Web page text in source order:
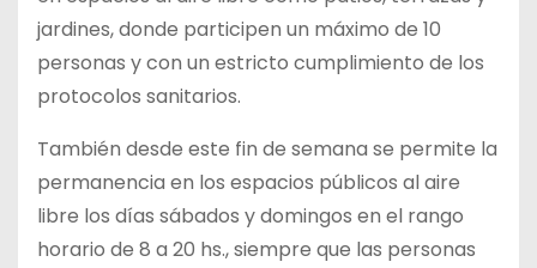
jardines, donde participen un máximo de 10
personas y con un estricto cumplimiento de los
protocolos sanitarios.
También desde este fin de semana se permite la
permanencia en los espacios públicos al aire
libre los días sábados y domingos en el rango
horario de 8 a 20 hs., siempre que las personas